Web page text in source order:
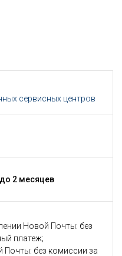
сервисных центров
2 месяцев
Новой Почты: без
платеж;
Почты: без комиссии за